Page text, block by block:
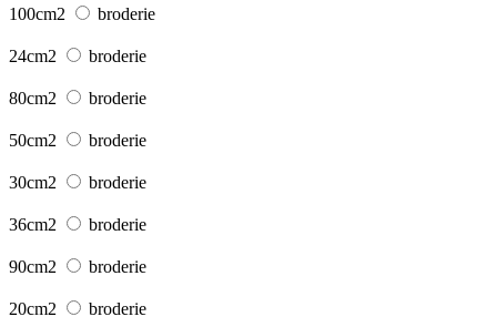
100cm2 broderie
24cm2 broderie
80cm2 broderie
50cm2 broderie
30cm2 broderie
36cm2 broderie
90cm2 broderie
20cm2 broderie